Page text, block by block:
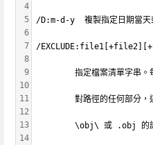
4
5
6
7
8
9
10
11
12
13
14
/D:m-d-y  複製指定日期當天
/
指定檔案清單字串。
對路徑的任何部分，
\obj\ 或 .obj 的